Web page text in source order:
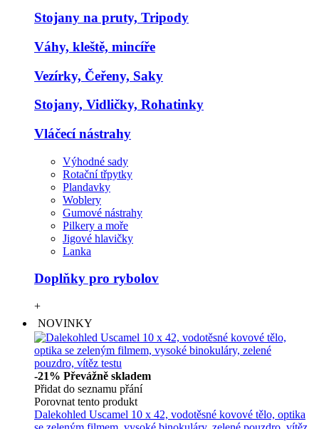
Stojany na pruty, Tripody
Váhy, kleště, mincíře
Vezírky, Čeřeny, Saky
Stojany, Vidličky, Rohatinky
Vláčecí nástrahy
Výhodné sady
Rotační třpytky
Plandavky
Woblery
Gumové nástrahy
Pilkery a moře
Jigové hlavičky
Lanka
Doplňky pro rybolov
+
NOVINKY
-21% Převážně skladem
Přidat do seznamu přání
Porovnat tento produkt
Dalekohled Uscamel 10 x 42, vodotěsné kovové tělo, optika